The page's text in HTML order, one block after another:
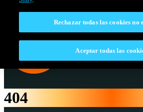
404
Rechazar todas las cookies no
Aceptar todas las